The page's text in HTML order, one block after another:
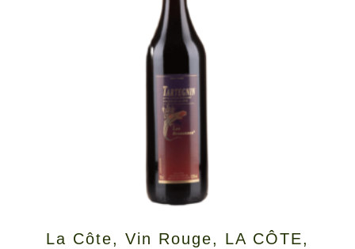
La Côte, Vin Rouge, LA CÔTE,